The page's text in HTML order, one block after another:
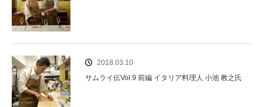
2018.03.10
サムライ伝Vol.9 前編 イタリア料理人 小池 教之氏